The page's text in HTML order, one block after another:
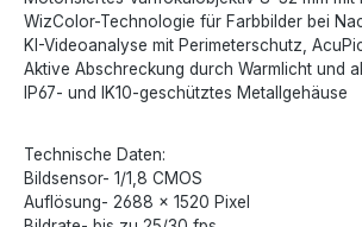
WizColor-Technologie für Farbbilder bei
KI-Videoanalyse mit Perimeterschutz,
Aktive Abschreckung durch Warmlicht und
IP67- und IK10-geschütztes Metallgehäuse
Technische Daten:
Bildsensor- 1/1,8 CMOS
Auflösung- 2688 × 1520 Pixel